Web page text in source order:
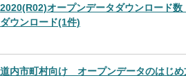
2020(R02)オープンデータダウンロード数
ダウンロード(1件)
道内市町村向け オープンデータのはじめ